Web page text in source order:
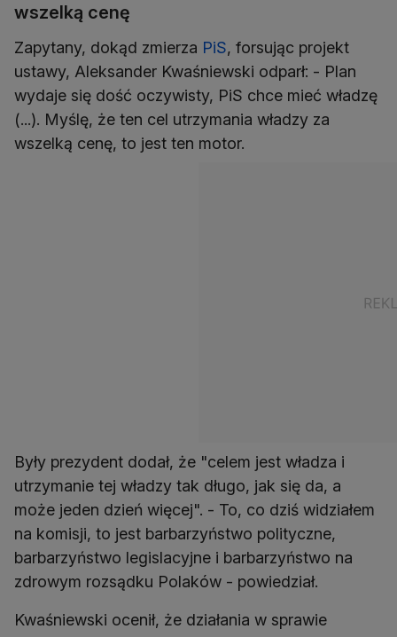
wszelką cenę
Zapytany, dokąd zmierza PiS, forsując projekt
ustawy, Aleksander Kwaśniewski odparł: - Plan
wydaje się dość oczywisty, PiS chce mieć władzę
(...). Myślę, że ten cel utrzymania władzy za
wszelką cenę, to jest ten motor.
Były prezydent dodał, że "celem jest władza i
utrzymanie tej władzy tak długo, jak się da, a
może jeden dzień więcej". - To, co dziś widziałem
na komisji, to jest barbarzyństwo polityczne,
barbarzyństwo legislacyjne i barbarzyństwo na
zdrowym rozsądku Polaków - powiedział.
Kwaśniewski ocenił, że działania w sprawie